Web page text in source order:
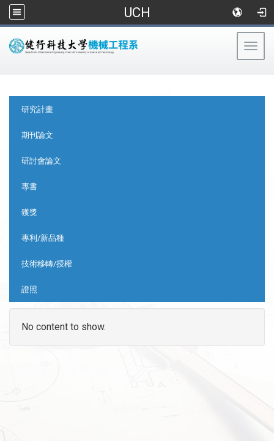
UCH
研究計畫
期刊論文
研討會論文
專書
獲獎
專利/新品種
技術移轉/授權
證照
No content to show.